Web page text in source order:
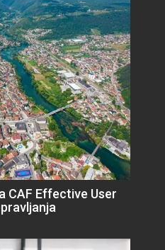
CAF Effective User